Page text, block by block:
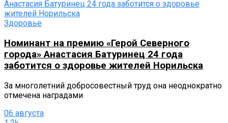
Здоровье
Номинант на премию «Герой Северного
города» Анастасия Батуринец 24 года
заботится о здоровье жителей Норильска
За многолетний добросовестный труд она неоднократно
отмечена наградами
06 августа